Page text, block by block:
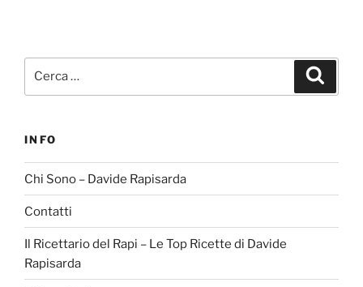
INFO
Chi Sono – Davide Rapisarda
Contatti
Il Ricettario del Rapi – Le Top Ricette di Davide
Rapisarda